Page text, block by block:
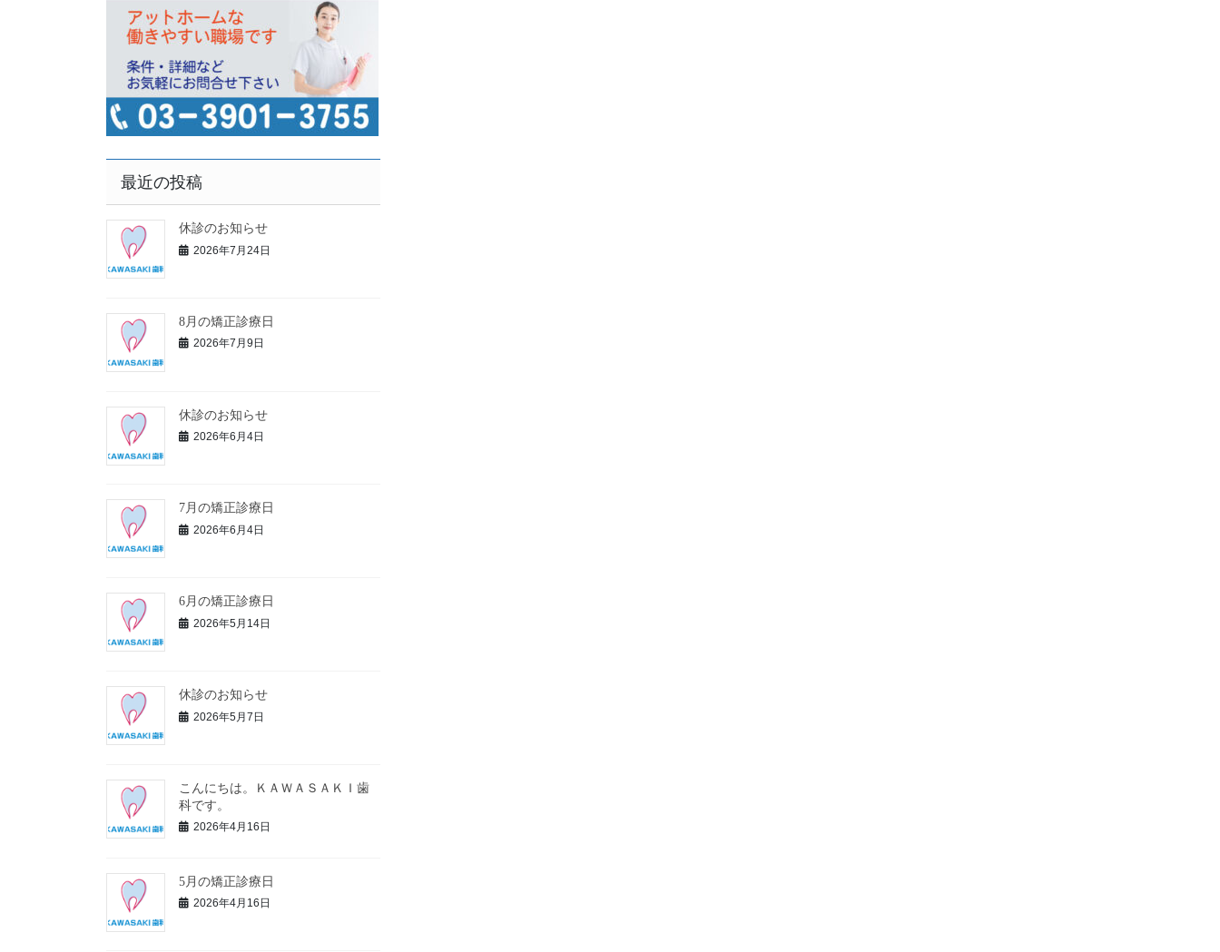
最近の投稿
休診のお知らせ
2026年7月24日
8月の矯正診療日
2026年7月9日
休診のお知らせ
2026年6月4日
7月の矯正診療日
2026年6月4日
6月の矯正診療日
2026年5月14日
休診のお知らせ
2026年5月7日
こんにちは。ＫＡＷＡＳＡＫＩ歯
科です。
2026年4月16日
5月の矯正診療日
2026年4月16日